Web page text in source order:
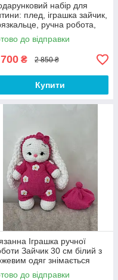
набір для
плед, іграшка зайчик,
ручна робота,
HANDMADE
до відправки
₴ 2 850 ₴
Купити
Іграшка ручної
Зайчик 30 см білий з
одяг знімається
до відправки